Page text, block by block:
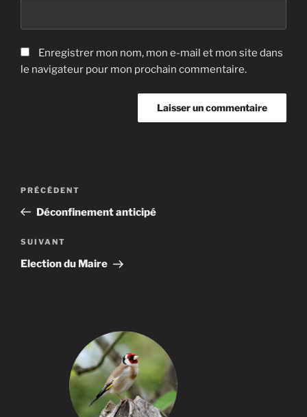
Enregistrer mon nom, mon e-mail et mon site dans
le navigateur pour mon prochain commentaire.
Navigation
l’article
Article
précédent
PRÉCÉDENT
Déconfinement anticipé
Article
suivant
SUIVANT
Election du Maire